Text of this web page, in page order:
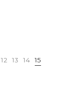
12 13 14 15